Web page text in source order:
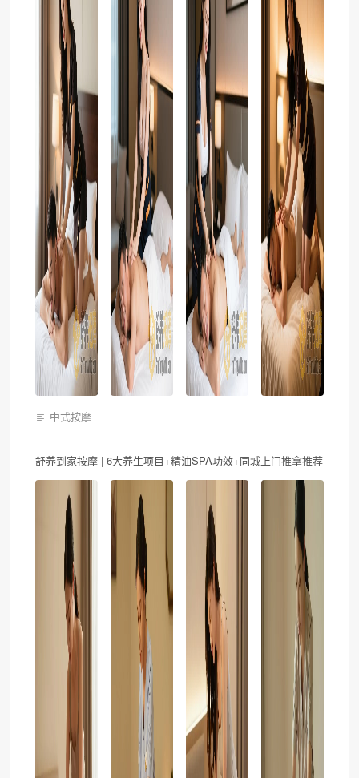
中式按摩
舒养到家按摩 | 6大养生项目+精油SPA功效+同城上门推拿推荐